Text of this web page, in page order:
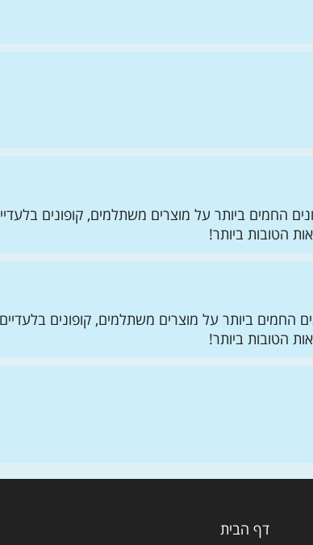
החמים ביותר על מוצרים משתלמים, קופונים
הטובות ביותר!
ביותר על מוצרים משתלמים, קופונים
הטובות ביותר!
דף הבית